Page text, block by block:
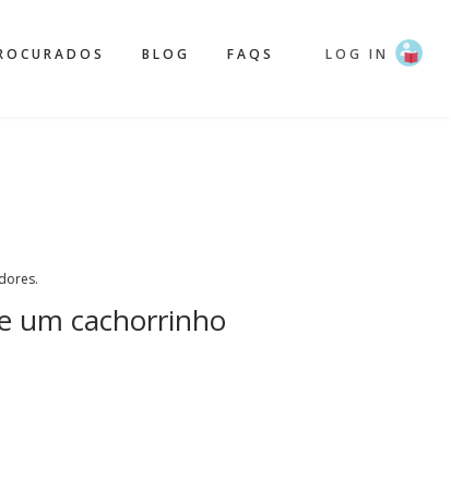
BLOG FAQS LOG IN
um cachorrinho